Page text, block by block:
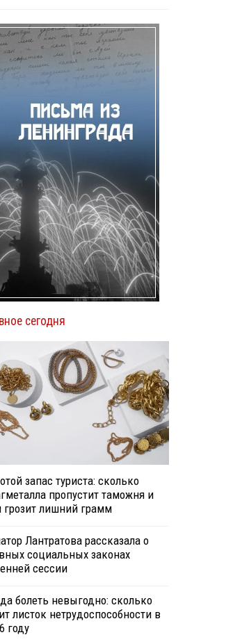
сегодня
запас туриста: сколько
пропустит таможня и
грозит лишний грамм
Лантратова рассказала о
социальных законах
сессии
болеть невыгодно: сколько
листок нетрудоспособности в
году